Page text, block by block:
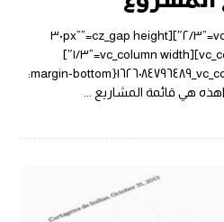
[vc_row][vc_column width=”٢/٣″][cz_gap height=”٣٠px”
id=”cz_٨١٣٦٠″][/vc_column][vc_column width=”١/٣″]
[vc_column_text css=”.vc_custom_١٦٢٦٠٨٤٧٩٦٤٨٩{margin-bottom: